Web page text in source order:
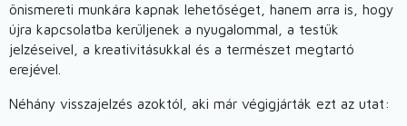
önismereti munkára kapnak lehetőséget, hanem arra is, hogy
újra kapcsolatba kerüljenek a nyugalommal, a testük
jelzéseivel, a kreativitásukkal és a természet megtartó
erejével.
Néhány visszajelzés azoktól, aki már végigjárták ezt az utat: